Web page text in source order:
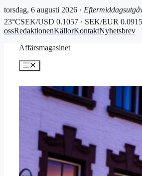
torsdag, 6 augusti 2026 ·
23°CSEK/USD 0.1057 · SEK/EUR 0.0915
ossRedaktionenKällorKontaktNyhetsbrev
Affärsmagasinet
Meny